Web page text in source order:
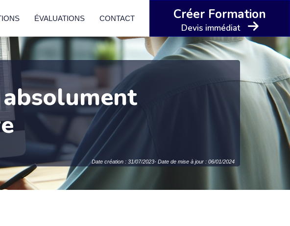
ÉVALUATIONS CONTACT Créer Formation
Devis immédiat
Date création : 31/07/2023- Date de mise à jour : 06/01/2024